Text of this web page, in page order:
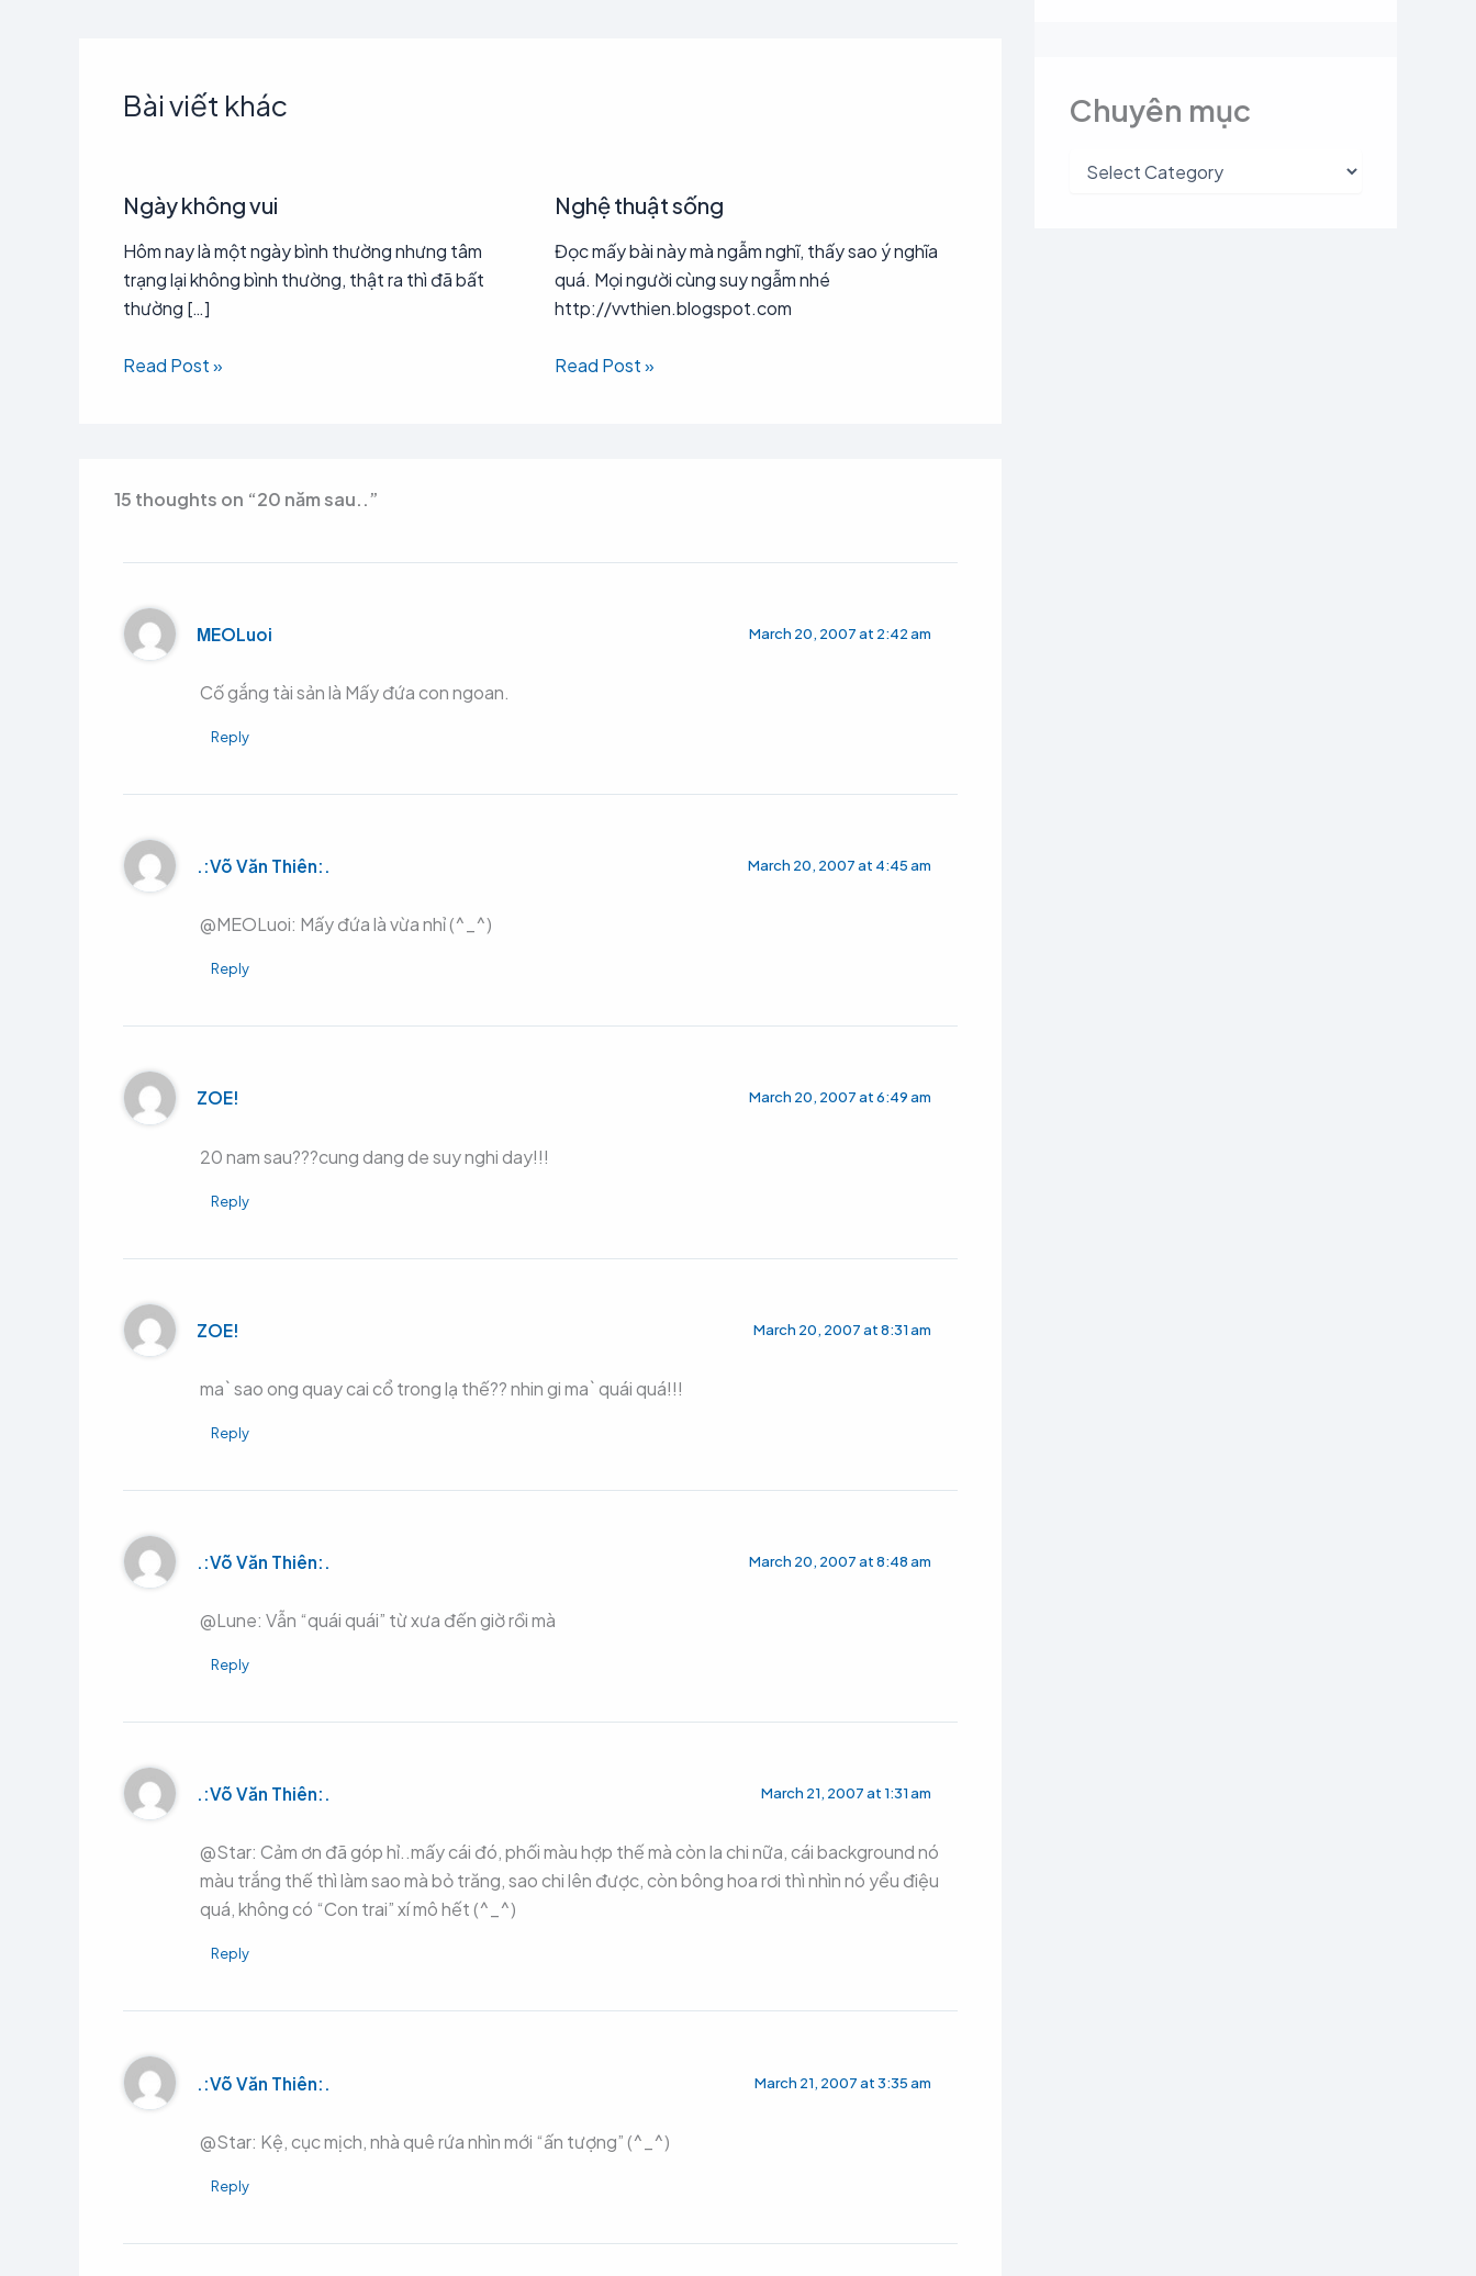
Bài viết khác
Ngày không vui
Hôm nay là một ngày bình thường nhưng tâm
trạng lại không bình thường, thật ra thì đã bất
thường […]
Read Post »
Nghệ thuật sống
Đọc mấy bài này mà ngẫm nghĩ, thấy sao ý nghĩa
quá. Mọi người cùng suy ngẫm nhé
http://vvthien.blogspot.com
Read Post »
15 thoughts on “20 năm sau..”
МEOLuoi March 20, 2007 at 2:42 am
Cố gắng tài sản là Mấy đứa con ngoan.
Reply
.:Võ Văn Thiên:. March 20, 2007 at 4:45 am
@MEOLuoi: Mấy đứa là vừa nhỉ (^_^)
Reply
ZOE! March 20, 2007 at 6:49 am
20 nam sau???cung dang de suy nghi day!!!
Reply
ZOE! March 20, 2007 at 8:31 am
ma` sao ong quay cai cổ trong lạ thế?? nhin gi ma` quái quá!!!
Reply
.:Võ Văn Thiên:. March 20, 2007 at 8:48 am
@Lune: Vẫn “quái quái” từ xưa đến giờ rồi mà
Reply
.:Võ Văn Thiên:. March 21, 2007 at 1:31 am
@Star: Cảm ơn đã góp hỉ..mấy cái đó, phối màu hợp thế mà còn la chi nữa, cái background nó
màu trắng thế thì làm sao mà bỏ trăng, sao chi lên được, còn bông hoa rơi thì nhìn nó yểu điệu
quá, không có “Con trai” xí mô hết (^_^)
Reply
.:Võ Văn Thiên:. March 21, 2007 at 3:35 am
@Star: Kệ, cục mịch, nhà quê rứa nhìn mới “ấn tượng” (^_^)
Reply
Chuyên mục